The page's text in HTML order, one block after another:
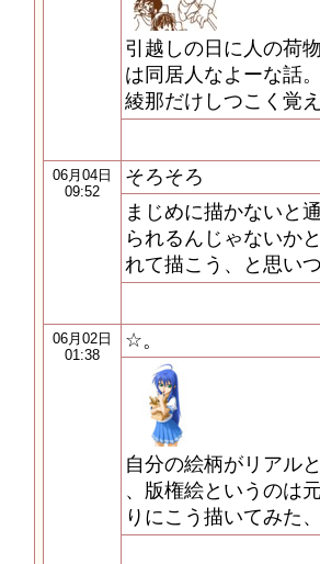
引越しの日に人の荷
は同居人なよーな話
綾那だけしつこく覚
06月04日
09:52
そろそろ
まじめに描かないと
られるんじゃないか
れて描こう、と思い
06月02日
01:38
☆。
自分の絵柄がリアル
、版権絵というのは
りにこう描いてみた